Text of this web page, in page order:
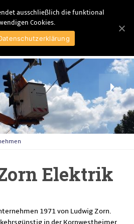
Elektrik
1971 von Ludwig Zorn.
ausschließlich die funktional
Cookies.